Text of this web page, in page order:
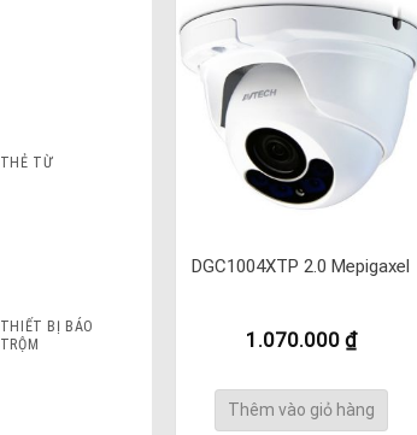
THẺ TỪ
THIẾT BỊ BÁO
TRỘM
DGC1004XTP 2.0 Mepigaxel
1.070.000 ₫
Thêm vào giỏ hàng